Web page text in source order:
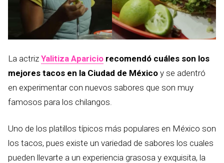
La actriz Yalitiza Aparicio recomendó cuáles son los
mejores tacos en la Ciudad de México y se adentró
en experimentar con nuevos sabores que son muy
famosos para los chilangos.
Uno de los platillos típicos más populares en México son
los tacos, pues existe un variedad de sabores los cuales
pueden llevarte a un experiencia grasosa y exquisita, la